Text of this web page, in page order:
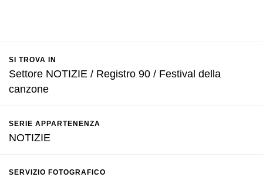
SI TROVA IN
Settore NOTIZIE / Registro 90 / Festival della
canzone
SERIE APPARTENENZA
NOTIZIE
SERVIZIO FOTOGRAFICO